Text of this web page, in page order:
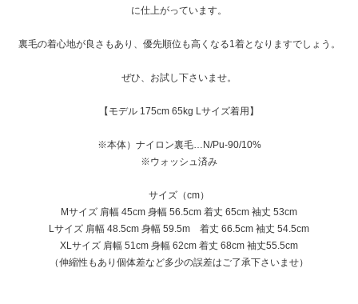
に仕上がっています。
裏毛の着心地が良さもあり、優先順位も高くなる1着となりますでしょう。
ぜひ、お試し下さいませ。
【モデル 175cm 65kg Lサイズ着用】
※本体）ナイロン裏毛…N/Pu-90/10%
※ウォッシュ済み
サイズ（cm）
Mサイズ 肩幅 45cm 身幅 56.5cm 着丈 65cm 袖丈 53cm
Lサイズ 肩幅 48.5cm 身幅 59.5m 着丈 66.5cm 袖丈 54.5cm
XLサイズ 肩幅 51cm 身幅 62cm 着丈 68cm 袖丈55.5cm
（伸縮性もあり個体差など多少の誤差はご了承下さいませ）